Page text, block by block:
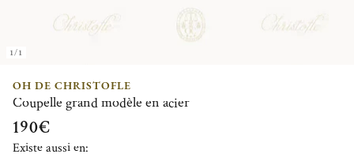
1/1
OH DE CHRISTOFLE
Coupelle grand modèle en acier
190€
Existe aussi en: